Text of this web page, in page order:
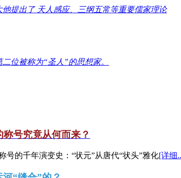
提出了 天人感应、三纲五常等重要儒家理论
位被称为“圣人”的思想家。
号究竟从何而来？
号的千年演变史：“状元”从唐代“状头”雅化[详细